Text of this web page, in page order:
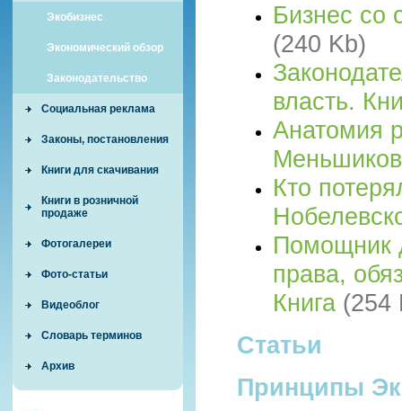
Экобизнес
Экономический обзор
Законодательство
Социальная реклама
Законы, постановления
Книги для скачивания
Книги в розничной
продаже
Фотогалереи
Фото-статьи
Видеоблог
Словарь терминов
Архив
Бизнес со
(240 Kb)
власть.
Анатомия
Кто
Помощник
права,
Книга (254
Статьи
Принципы